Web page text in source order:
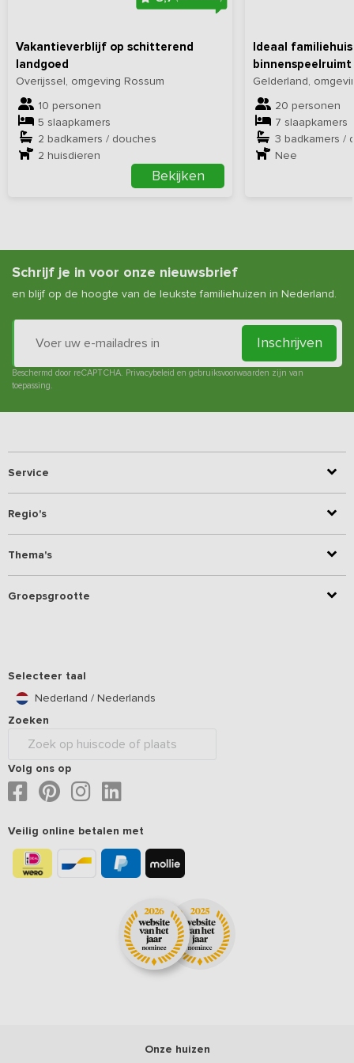
Vakantieverblijf op schitterend
landgoed
Overijssel, omgeving Rossum
10 personen
5 slaapkamers
2 badkamers / douches
2 huisdieren
Bekijken
Ideaal
Gelderland,
20 personen
7 slaapkamers
3 badkamers /
Nee
Schrijf je in voor onze nieuwsbrief
en blijf op de hoogte van de leukste familiehuizen in Nederland.
Inschrijven
Beschermd door reCAPTCHA. Privacybeleid en gebruiksvoorwaarden zijn van
toepassing.
Service
Regio's
Thema's
Groepsgrootte
Selecteer taal
Nederland / Nederlands
Zoeken
Volg ons op
Veilig online betalen met
Onze huizen